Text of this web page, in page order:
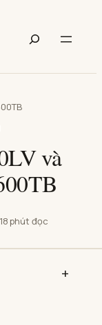
Tìm
kiếm
và
18 phút đọc